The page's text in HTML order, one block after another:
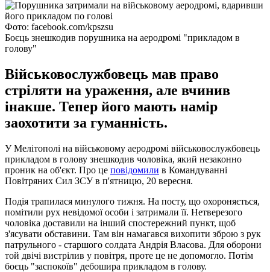
Фото: facebook.com/kpszsu
Боєць знешкодив порушника на аеродромі "прикладом в
голову"
Військовослужбовець мав право
стріляти на ураження, але вчинив
інакше. Тепер його мають намір
заохотити за гуманність.
У Мелітополі на військовому аеродромі військовослужбовець
прикладом в голову знешкодив чоловіка, який незаконно
проник на об'єкт. Про це повідомили в Командуванні
Повітряних Сил ЗСУ в п'ятницю, 20 вересня.
Подія трапилася минулого тижня. На посту, що охороняється,
помітили рух невідомої особи і затримали її. Нетверезого
чоловіка доставили на інший спостережний пункт, щоб
з'ясувати обставини. Там він намагався вихопити зброю з рук
патрульного - старшого солдата Андрія Власова. Для оборони
той двічі вистрілив у повітря, проте це не допомогло. Потім
боєць "заспокоїв" дебошира прикладом в голову.